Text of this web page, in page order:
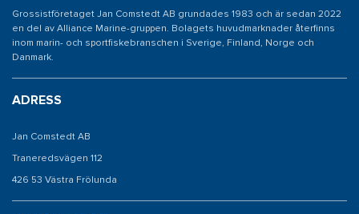
Grossistföretaget Jan Comstedt AB grundades 1983 och är sedan 2022
en del av Alliance Marine-gruppen. Bolagets huvudmarknader återfinns
inom marin- och sportfiskebranschen i Sverige, Finland, Norge och
Danmark.
ADRESS
Jan Comstedt AB
Traneredsvägen 112
426 53 Västra Frölunda